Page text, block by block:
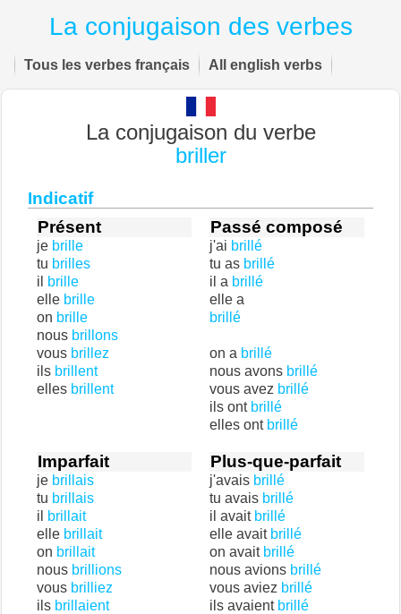
La conjugaison des verbes
Tous les verbes français All english verbs
La conjugaison du verbe
briller
Indicatif
Présent
je brille
tu brilles
il
brille
elle brille
on brille
nous brillons
vous brillez
ils brillent
elles brillent
Passé composé
j'ai brillé
tu as brillé
il a brillé
elle a
brillé
on a brillé
nous avons brillé
vous avez brillé
ils ont brillé
elles ont brillé
Imparfait
je brillais
tu brillais
il
brillait
elle brillait
on brillait
nous brillions
vous brilliez
ils brillaient
Plus-que-parfait
j'avais brillé
tu avais brillé
il avait brillé
elle avait brillé
on avait brillé
nous avions brillé
vous aviez brillé
ils avaient brillé